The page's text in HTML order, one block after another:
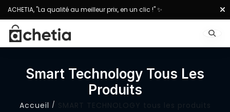
ACHETIA, "La qualité au meilleur prix, en un clic !" ✨
Smart Technology Tous Les
Produits
Accueil SMART TECHNOLOGY tous les produits